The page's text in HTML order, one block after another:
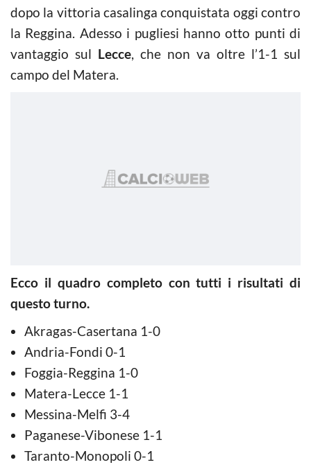
dopo la vittoria casalinga conquistata oggi contro
la Reggina. Adesso i pugliesi hanno otto punti di
vantaggio sul Lecce, che non va oltre l’1-1 sul
campo del Matera.
Ecco il quadro completo con tutti i risultati di
questo turno.
Akragas-Casertana 1-0
Andria-Fondi 0-1
Foggia-Reggina 1-0
Matera-Lecce 1-1
Messina-Melfi 3-4
Paganese-Vibonese 1-1
Taranto-Monopoli 0-1